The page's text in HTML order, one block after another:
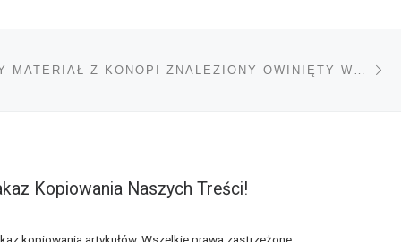
Kopiowania Naszych Treści!
kopiowania artykułów. Wszelkie prawa zastrzeżone.